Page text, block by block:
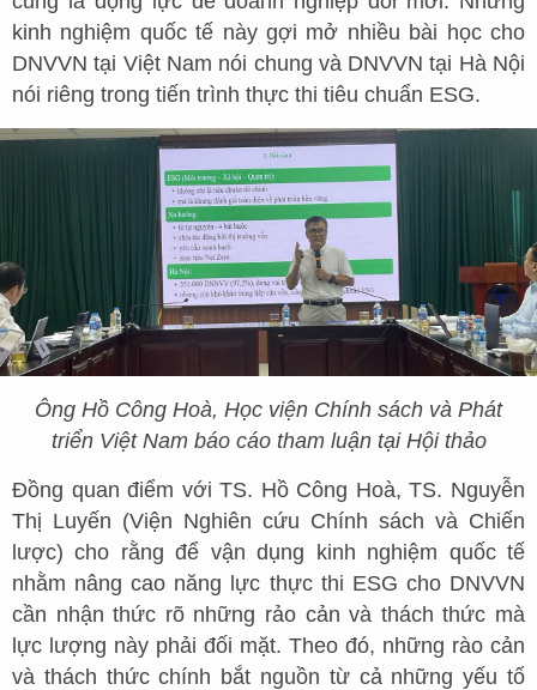
kinh nghiệm quốc tế này gợi mở nhiều bài học cho
DNVVN tại Việt Nam nói chung và DNVVN tại Hà Nội
nói riêng trong tiến trình thực thi tiêu chuẩn ESG.
Ông Hồ Công Hoà, Học viện Chính sách và Phát
triển Việt Nam báo cáo tham luận tại Hội thảo
Đồng quan điểm với TS. Hồ Công Hoà, TS. Nguyễn
Thị Luyến (Viện Nghiên cứu Chính sách và Chiến
lược) cho rằng để vận dụng kinh nghiệm quốc tế
nhằm nâng cao năng lực thực thi ESG cho DNVVN
cần nhận thức rõ những rảo cản và thách thức mà
lực lượng này phải đối mặt. Theo đó, những rào cản
và thách thức chính bắt nguồn từ cả những yếu tố